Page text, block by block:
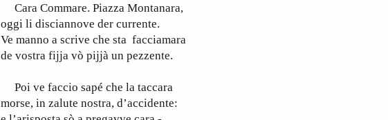
Cara Commare. Piazza Montanara,
oggi li disciannove der currente.
Ve manno a scrive che sta facciamara
de vostra fijja vò pijjà un pezzente.
Poi ve faccio sapé che la taccara
morse, in zalute nostra, d’accidente: